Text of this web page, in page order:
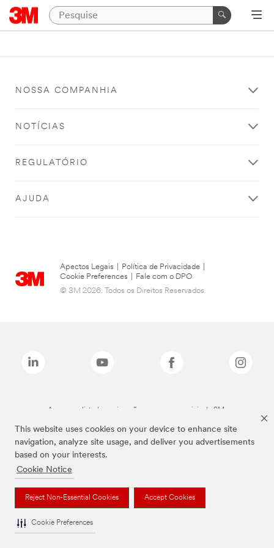
This website uses cookies on your device to enhance site
navigation, analyze site usage, and deliver you advertisements
based on your interests.
Cookie Notice
Reject Non-Essential Cookies Accept Cookies
Cookie Preferences
NOSSA COMPANHIA
NOTÍCIAS
REGULATÓRIO
AJUDA
Apectos Legais Política de Privacidade
Cookie Preferences
Fale com o DPO
© 3M 2026. Todos os Direitos Reservados.
As marcas listadas a cima são marcas comerciais da 3M.